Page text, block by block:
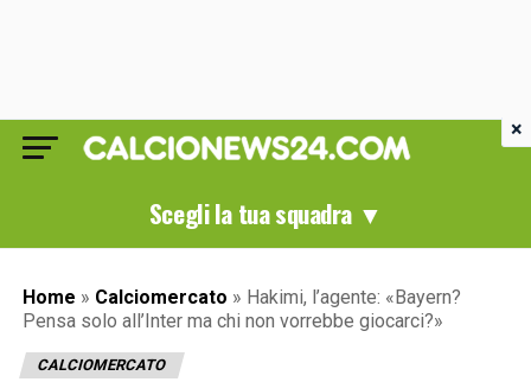
Scegli la tua squadra ▼
Home » Calciomercato » Hakimi, l’agente: «Bayern?
Pensa solo all’Inter ma chi non vorrebbe giocarci?»
CALCIOMERCATO
×